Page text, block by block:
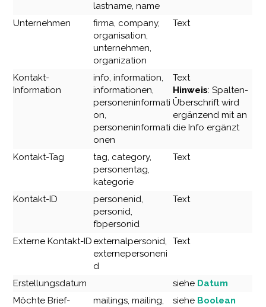
lastname, name
Unternehmen
firma, company,
organisation,
unternehmen,
organization
Text
Kontakt-
Information
info, information,
informationen,
personeninformati
on,
personeninformati
onen
Text
Hinweis: Spalten-
Überschrift wird
ergänzend mit an
die Info ergänzt
Kontakt-Tag
tag, category,
personentag,
kategorie
Text
Kontakt-ID
personenid,
personid,
fbpersonid
Text
Externe Kontakt-ID externalpersonid,
externepersoneni
d
Text
Erstellungsdatum siehe Datum
Möchte Brief-
mailings, mailing,
siehe Boolean